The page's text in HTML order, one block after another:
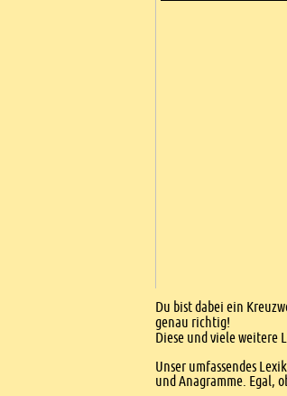
Einleitung
Du bist dabei ein
genau richtig!
Diese und viele weitere
Unser umfassendes
und Anagramme. Egal,